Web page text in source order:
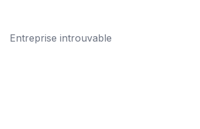
Entreprise introuvable